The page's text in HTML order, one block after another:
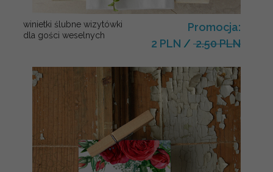
winietki ślubne wizytówki
dla gości weselnych
Promocja:
2 PLN / 2.50 PLN